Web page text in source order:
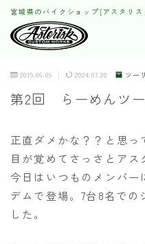
宮城県のバイクショップ[アスタリス
2019.06.09 2024.07.20 ツー
第2回 らーめんツ
正直ダメかな？？と思っ
目が覚めてさっさとア
今日はいつものメンバー
デムで登場。7台8名で
した。